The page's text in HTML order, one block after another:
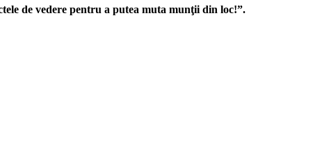
de vedere pentru a putea muta munţii din loc!”.